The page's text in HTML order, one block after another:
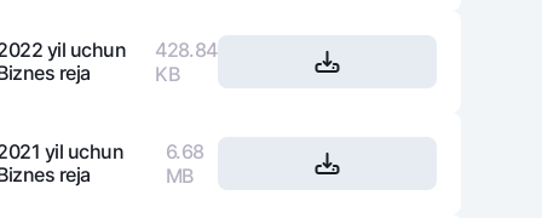
yil uchun
reja
428.84
KB
yil uchun
reja
6.68
MB